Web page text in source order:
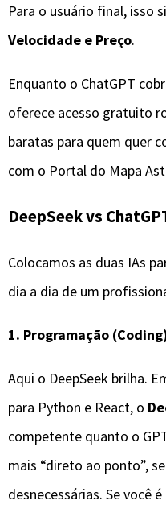
​Para o usuário final, isso
Velocidade e Preço.
Enquanto o ChatGPT
oferece acesso gratuito
baratas para quem quer
com o Portal do Mapa
​DeepSeek vs
​Colocamos as duas IAs
dia a dia de um
1. Programação
Aqui o DeepSeek brilha.
para Python e React, o
competente quanto o
mais “direto ao ponto”,
desnecessárias. Se você